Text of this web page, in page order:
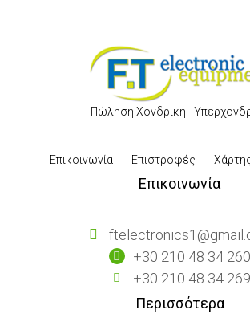
Πώληση Χονδρική -
Επικοινωνία Επιστροφές
Επικοινωνία
+30 210 48 34 260
+30 210 48 34 269
Περισσότερα